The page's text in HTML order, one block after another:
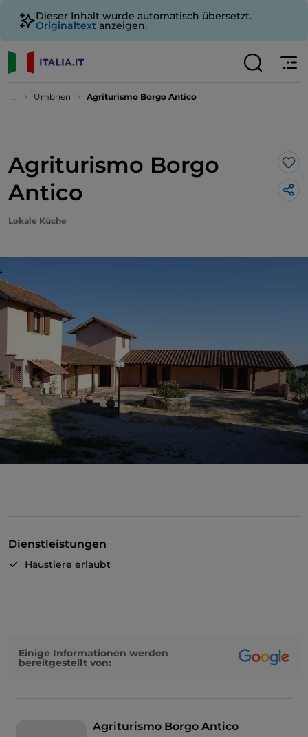
Dieser Inhalt wurde automatisch übersetzt.
Originaltext anzeigen.
... Umbrien Agriturismo Borgo Antico
Agriturismo Borgo
Antico
Lokale Küche
Dienstleistungen
Haustiere erlaubt
Einige Informationen werden
bereitgestellt von:
Agriturismo Borgo Antico